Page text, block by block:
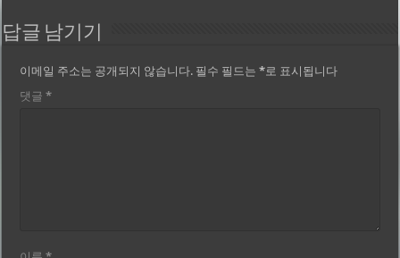
답글 남기기
이메일 주소는 공개되지 않습니다. 필수 필드는*로 표시됩니다
댓글*